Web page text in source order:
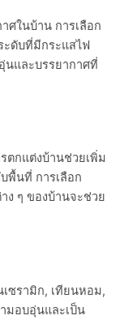
ศในบ้าน การเลือก
ดับที่มีกระแสไฟ
นและบรรยากาศที่
ตกแต่งบ้านช่วยเพิ่ม
พื้นที่ การเลือก
ง ๆ ของบ้านจะช่วย
เซรามิก, เทียนหอม,
มอบอุ่นและเป็น